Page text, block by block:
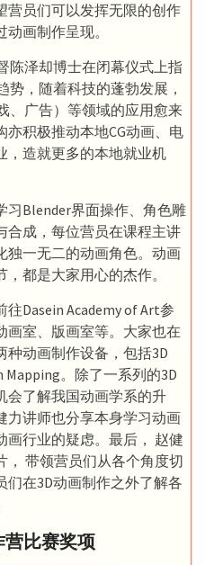
营员们可以发挥无限的创作
画制作呈现。
陈泽却博士在闭幕仪式上指
势，随着科技的蓬勃发展，
、广告）等领域的应用愈来
积极推动本地CG动画、电
，造就更多的本地就业机
习Blender界面操作、角色雕
合成，每位营员在课程主讲
独一无二的动画角色。动画
都是大家用心的杰作。
Dasein Academy of Art参
画室、版画室等。大家也在
动画制作设备，包括3D
。除了一系列的3D
会了解我国动画学系的升
力讲师也分享本身学习动画
画行业的疑虑。最后， 赵健
， 带领营员们从各个角度切
们在3D动画制作之外了解各
营比赛奖项